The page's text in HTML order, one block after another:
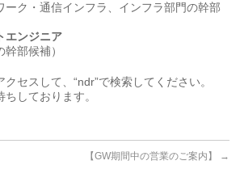
ーク・通信インフラ、インフラ部門の幹部
エンジニア
幹部候補）
クセスして、“ndr”で検索してください。
しております。
【GW期間中の営業のご案内】 →